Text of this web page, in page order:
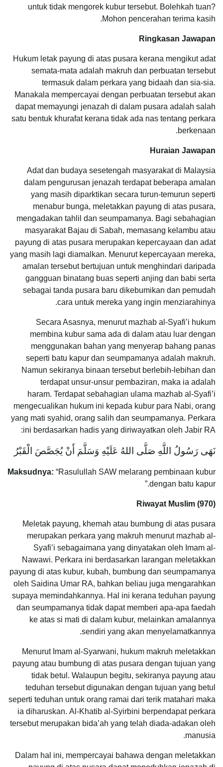
untuk tidak mengorek kubur tersebut. Bolehkah tuan?
Mohon pencerahan terima kasih.
Ringkasan Jawapan
Hukum letak payung di atas pusara kerana mengikut adat
semata-mata adalah makruh dan perbuatan tersebut
termasuk dalam perkara yang bidaah dan sia-sia.
Manakala mempercayai dengan perbuatan tersebut akan
dapat memayungi jenazah di dalam pusara adalah salah
satu bentuk khurafat kerana tidak ada nas tentang perkara
berkenaan.
Huraian Jawapan
Adat dan budaya sesetengah masyarakat di Malaysia
dalam pengurusan jenazah terdapat beberapa amalan
yang masih diparktikan secara turun-temurun seperti
menabur bunga, meletakkan payung di atas pusara,
mengadakan tahlil dan seumpamanya. Bagi sebahagian
masyarakat Bajau di Sabah, memasang kelambu atau
payung di atas pusara merupakan kepercayaan dan adat
yang masih lagi diamalkan. Menurut kepercayaan mereka,
amalan tersebut bertujuan untuk menghindari daripada
gangguan binatang buas seperti anjing dan babi serta
sebagai tanda pusara baru dikebumikan dan pemudah
cara untuk mereka yang ingin menziarahinya.
Secara Asasnya, menurut mazhab al-Syafi’i hukum
membina kubur sama ada di dalam atau luar dengan
menggunakan bahan yang menyerap bahang panas
seperti batu kapur dan seumpamanya adalah makruh.
Namun sekiranya binaan tersebut berlebih-lebihan dan
terdapat unsur-unsur pembaziran, maka ia adalah
haram. Terdapat sebahagian ulama mazhab al-Syafi’i
mengecualikan hukum ini kepada kubur para Nabi, orang
yang mati syahid, orang salih dan seumpamanya. Perkara
ini berdasarkan hadis yang diriwayatkan oleh Jabir RA:
نَهَى رَسُولُ اللَّهِ صَلَّى اللهُ عَلَيْهِ وَسَلَّمَ أَنْ يُجَصَّصَ الْقَبْرُ
Maksudnya: “Rasulullah SAW melarang pembinaan kubur
dengan batu kapur.”
Riwayat Muslim (970)
Meletak payung, khemah atau bumbung di atas pusara
merupakan perkara yang makruh menurut mazhab al-
Syafi’i sebagaimana yang dinyatakan oleh Imam al-
Nawawi. Perkara ini berdasarkan larangan meletakkan
payung di atas kubur, kubah, bumbung dan seumpamanya
oleh Saidina Umar RA, bahkan beliau juga mengarahkan
supaya memindahkannya. Hal ini kerana teduhan payung
dan seumpamanya tidak dapat memberi apa-apa faedah
ke atas si mati di dalam kubur, melainkan amalannya
sendiri yang akan menyelamatkannya.
Menurut Imam al-Syarwani, hukum makruh meletakkan
payung atau bumbung di atas pusara dengan tujuan yang
tidak betul. Walaupun begitu, sekiranya payung atau
teduhan tersebut digunakan dengan tujuan yang betul
seperti teduhan untuk orang ramai dari terik matahari maka
ia diharuskan. Al-Khatib al-Syirbini berpendapat perkara
tersebut merupakan bida’ah yang telah diada-adakan oleh
manusia.
Dalam hal ini, mempercayai bahawa dengan meletakkan